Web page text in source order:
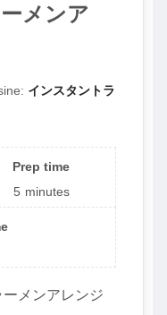
メンア
インスタントラ
Prep time
5 minutes
メンアレンジ